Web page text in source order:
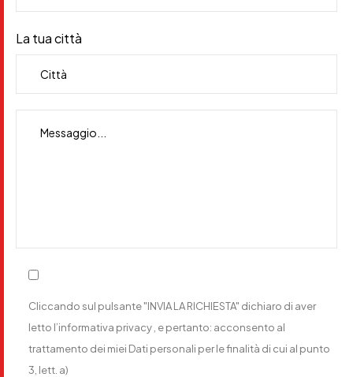
La tua città
Cliccando sul pulsante "INVIA LA RICHIESTA" dichiaro di aver
letto l’informativa privacy , e pertanto: acconsento al
trattamento dei miei Dati personali per le finalità di cui al punto
3, lett. a)